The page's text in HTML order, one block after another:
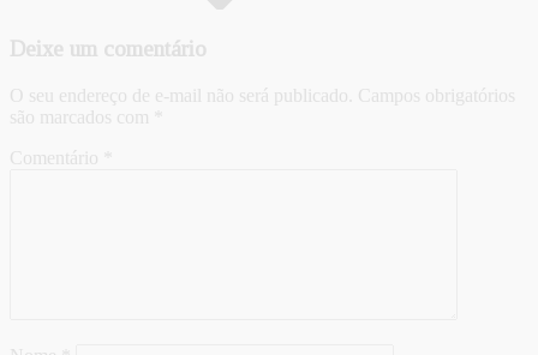
Deixe um comentário
O seu endereço de e-mail não será publicado. Campos obrigatórios
são marcados com
Comentário